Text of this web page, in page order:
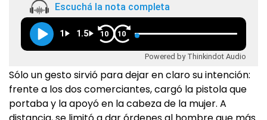
Escuchá la nota completa
1 1.5 10 10
Powered by Thinkindot Audio
Sólo un gesto sirvió para dejar en claro su intención:
frente a los dos comerciantes, cargó la pistola que
portaba y la apoyó en la cabeza de la mujer. A